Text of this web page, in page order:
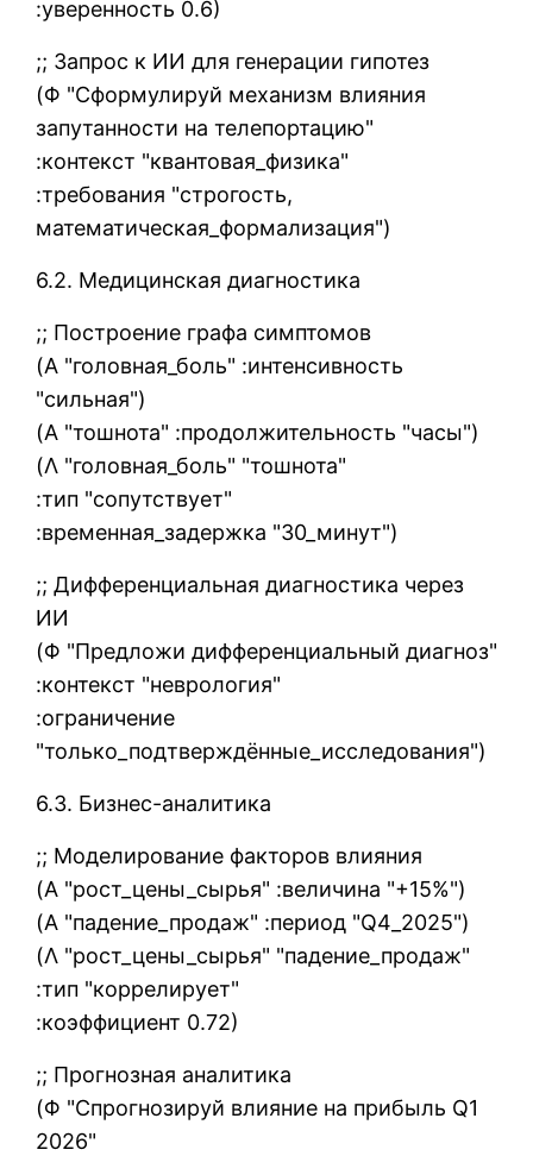
:уверенность 0.6)
;; Запрос к ИИ для генерации гипотез
(Φ "Сформулируй механизм влияния
запутанности на телепортацию"
:контекст "квантовая_физика"
:требования "строгость,
математическая_формализация")
6.2. Медицинская диагностика
;; Построение графа симптомов
(Α "головная_боль" :интенсивность
"сильная")
(Α "тошнота" :продолжительность "часы")
(Λ "головная_боль" "тошнота"
:тип "сопутствует"
:временная_задержка "30_минут")
;; Дифференциальная диагностика через
ИИ
(Φ "Предложи дифференциальный диагноз"
:контекст "неврология"
:ограничение
"только_подтверждённые_исследования")
6.3. Бизнес-аналитика
;; Моделирование факторов влияния
(Α "рост_цены_сырья" :величина "+15%")
(Α "падение_продаж" :период "Q4_2025")
(Λ "рост_цены_сырья" "падение_продаж"
:тип "коррелирует"
:коэффициент 0.72)
;; Прогнозная аналитика
(Φ "Спрогнозируй влияние на прибыль Q1
2026"